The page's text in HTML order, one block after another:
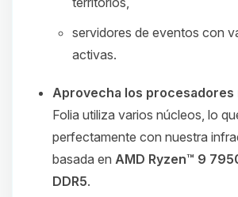
servidores de eventos con
activas.
Aprovecha los procesadores
Folia utiliza varios núcleos, lo
perfectamente con nuestra
basada en AMD Ryzen™ 9
DDR5.